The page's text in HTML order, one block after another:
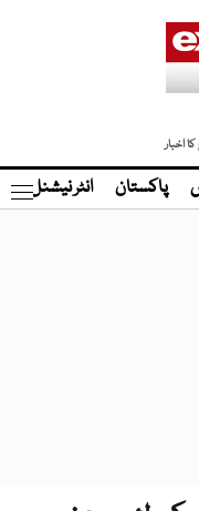
کا اخبار
پاکستان انٹر نیشنل